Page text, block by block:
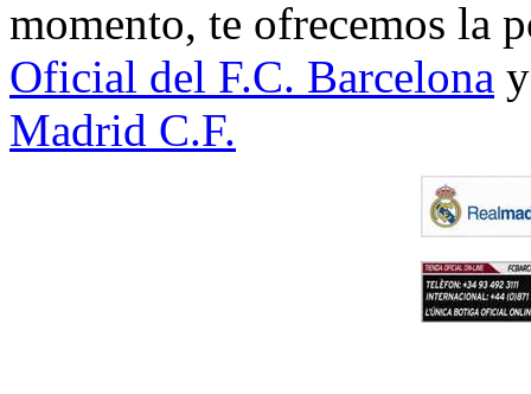
momento, te ofrecemos la
Oficial del F.C. Barcelona
Madrid C.F.